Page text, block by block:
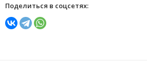
Поделиться в соцсетях: